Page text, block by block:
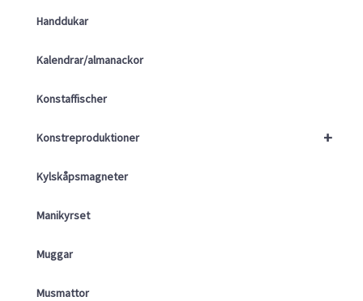
Handdukar
Kalendrar/almanackor
Konstaffischer
+
Konstreproduktioner
Kylskåpsmagneter
Manikyrset
Muggar
Musmattor